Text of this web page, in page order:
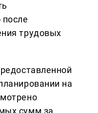
трудовых
на
сумм за